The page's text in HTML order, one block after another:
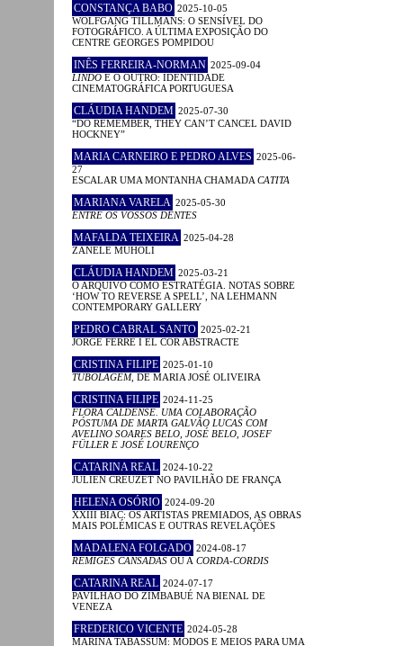
CONSTANÇA BABO 2025-10-05
WOLFGANG TILLMANS: O SENSÍVEL DO
FOTOGRÁFICO. A ÚLTIMA EXPOSIÇÃO DO
CENTRE GEORGES POMPIDOU
INÊS FERREIRA-NORMAN 2025-09-04
LINDO E O OUTRO: IDENTIDADE
CINEMATOGRÁFICA PORTUGUESA
CLÁUDIA HANDEM 2025-07-30
“DO REMEMBER, THEY CAN’T CANCEL DAVID
HOCKNEY”
MARIA CARNEIRO E PEDRO ALVES 2025-06-
27
ESCALAR UMA MONTANHA CHAMADA CATITA
MARIANA VARELA 2025-05-30
ENTRE OS VOSSOS DENTES
MAFALDA TEIXEIRA 2025-04-28
ZANELE MUHOLI
CLÁUDIA HANDEM 2025-03-21
O ARQUIVO COMO ESTRATÉGIA. NOTAS SOBRE
‘HOW TO REVERSE A SPELL’, NA LEHMANN
CONTEMPORARY GALLERY
PEDRO CABRAL SANTO 2025-02-21
JORGE FERRÉ I EL COR ABSTRACTE
CRISTINA FILIPE 2025-01-10
TUBOLAGEM, DE MARIA JOSÉ OLIVEIRA
CRISTINA FILIPE 2024-11-25
FLORA CALDENSE. UMA COLABORAÇÃO
PÓSTUMA DE MARTA GALVÃO LUCAS COM
AVELINO SOARES BELO, JOSÉ BELO, JOSEF
FÜLLER E JOSÉ LOURENÇO
CATARINA REAL 2024-10-22
JULIEN CREUZET NO PAVILHÃO DE FRANÇA
HELENA OSÓRIO 2024-09-20
XXIII BIAC: OS ARTISTAS PREMIADOS, AS OBRAS
MAIS POLÉMICAS E OUTRAS REVELAÇÕES
MADALENA FOLGADO 2024-08-17
RÉMIGES CANSADAS OU A CORDA-CORDIS
CATARINA REAL 2024-07-17
PAVILHÃO DO ZIMBABUÉ NA BIENAL DE
VENEZA
FREDERICO VICENTE 2024-05-28
MARINA TABASSUM: MODOS E MEIOS PARA UMA